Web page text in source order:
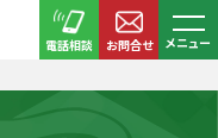
電話相談 お問合せ
メニュー